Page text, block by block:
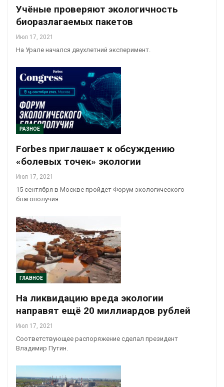
Учёные проверяют экологичность
биоразлагаемых пакетов
Июл 17, 2021
На Урале начался двухлетний эксперимент.
РАЗНОЕ
Forbes приглашает к обсуждению
«болевых точек» экологии
Июл 17, 2021
15 сентября в Москве пройдет Форум экологического
благополучия.
ГЛАВНОЕ
На ликвидацию вреда экологии
направят ещё 20 миллиардов рублей
Июл 17, 2021
Соответствующее распоряжение сделал президент
Владимир Путин.